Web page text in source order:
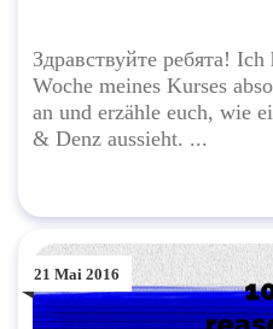
Здравствуйте ребята!
Woche meines Kurses
an und erzähle euch, wie
& Denz aussieht. ...
21 Mai 2016